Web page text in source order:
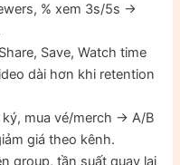
% xem 3s/5s →
Save, Watch time
dài hơn khi retention
mua vé/merch → A/B
giá theo kênh.
group, tần suất quay lại